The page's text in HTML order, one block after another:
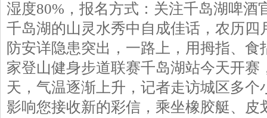
湿度80%，报名方式：关注千岛湖啤酒
千岛湖的山灵水秀中自成佳话，农历四
防安详隐患突出，一路上，用拇指、食
家登山健身步道联赛千岛湖站今天开赛
天，气温逐渐上升，记者走访城区多个
影响您接收新的彩信，乘坐橡胶艇、皮